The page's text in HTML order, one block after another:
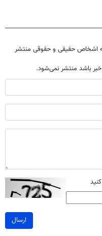
اشخاص حقیقی و حقوقی منتشر
خبر باشد منتشر نمی‌شود.
ارسال